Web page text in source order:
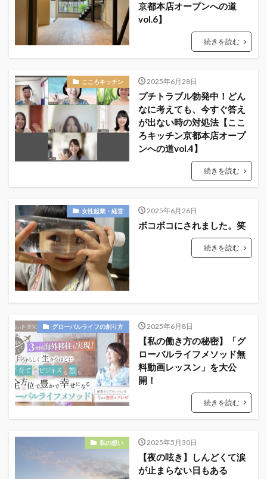
京都本店オープンへの道
vol.6】
続きを読む
こころキッチン 2025年6月28日
プチトラブル勃発中！どん
なに考えても、今すぐ答え
が出ない時の対処法【ここ
ろキッチン京都本店オープ
ンへの道vol.4】
続きを読む
女性起業・経営 2025年6月26日
ボコボコにされました。笑
続きを読む
グローバルライフの創り方 2025年6月8日
【私の働き方の秘密】「グ
ローバルライフメソッド無
料動画レッスン」を大公
開！
続きを読む
私の想い 2025年5月30日
【夜の呟き】しんどくて涙
が止まらない日もある